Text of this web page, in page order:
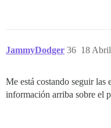
JammyDodger 18
36
Me está costando seguir las
información arriba sobre el